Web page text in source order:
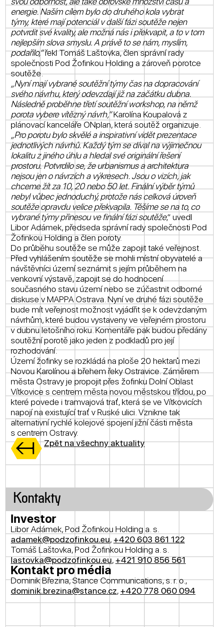
energie. Naším cílem bylo do druhého kola vybrat
týmy, které mají potenciál v další fázi soutěže nejen
potvrdit své kvality, ale možná nás i překvapit, a to v tom
nejlepším slova smyslu. A právě to se nám, myslím,
podařilo,“řekl Tomáš Laštovka, člen správní rady
společnosti Pod Žofinkou Holding a zároveň porotce
soutěže.
„Nyní mají vybrané soutěžní týmy čas na dopracování
svého návrhu, který odevzdají již na začátku dubna.
Následně proběhne třetí soutěžní workshop, na němž
porota vybere vítězný návrh,“Karolína Koupalová z
plánovací kanceláře ONplan, která soutěž organizuje.
„Pro porotu bylo skvělé a inspirativní vidět prezentace
jednotlivých návrhů. Každý tým se díval na výjimečnou
lokalitu z jiného úhlu a hledal své originální řešení
prostoru. Potvrdilo se, že urbanismus a architektura
nejsou jen o návrzích a výkresech. Jsou o vizích, jak
chceme žít za 10, 20 nebo 50 let. Finální výběr týmů
nebyl vůbec jednoduchý, protože nás celková úroveň
soutěže opravdu velice překvapila. Těšíme se na to, co
vybrané týmy přinesou ve finální fázi soutěže,“ uvedl
Libor Adámek, předseda správní rady společnosti Pod
Žofinkou Holding a člen poroty.
Do průběhu soutěže se může zapojit také veřejnost.
Před vyhlášením soutěže se mohli místní obyvatelé a
návštěvníci území seznámit s jejím průběhem na
venkovní výstavě, zapojit se do hodnocení
současného stavu území nebo se zúčastnit odborné
diskuse v MAPPA Ostrava. Nyní ve druhé fázi soutěže
bude mít veřejnost možnost vyjádřit se k odevzdaným
návrhům, které budou vystaveny ve veřejném prostoru
v dubnu letošního roku. Komentáře pak budou předány
soutěžní porotě jako jeden z podkladů pro její
rozhodování.
Území žofinky se rozkládá na ploše 20 hektarů mezi
Novou Karolínou a břehem řeky Ostravice. Záměrem
města Ostravy je propojit přes žofinku Dolní Oblast
Vítkovice s centrem města novou městskou třídou, po
které povede i tramvajová trať, která se ve Vítkovicích
napojí na existující trať v Ruské ulici. Vznikne tak
alternativní rychlé kolejové spojení jižní části města
s centrem Ostravy.
Zpět na všechny aktuality
Kontakty
Investor
Libor Adámek, Pod Žofinkou Holding a. s.
adamek@podzofinkou.eu, +420 603 861 122
Tomáš Laštovka, Pod Žofinkou Holding a. s.
lastovka@podzofinkou.eu,+421 910 856 561
Kontakt pro média
Dominik Březina, Stance Communications, s. r. o.,
dominik.brezina@stance.cz, +420 778 060 094